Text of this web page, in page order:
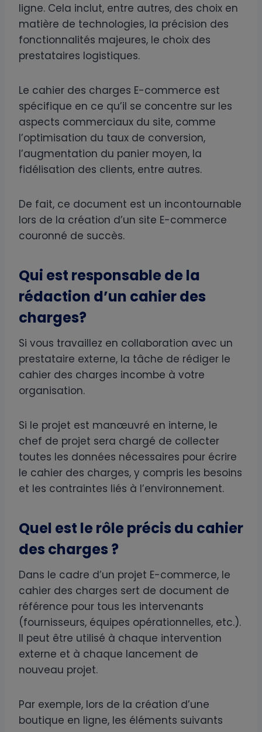
ligne. Cela inclut, entre autres, des choix en
matière de technologies, la précision des
fonctionnalités majeures, le choix des
prestataires logistiques.
Le cahier des charges E-commerce est
spécifique en ce qu’il se concentre sur les
aspects commerciaux du site, comme
l’optimisation du taux de conversion,
l’augmentation du panier moyen, la
fidélisation des clients, entre autres.
De fait, ce document est un incontournable
lors de la création d’un site E-commerce
couronné de succès.
Qui est responsable de la
rédaction d’un cahier des
charges?
Si vous travaillez en collaboration avec un
prestataire externe, la tâche de rédiger le
cahier des charges incombe à votre
organisation.
Si le projet est manœuvré en interne, le
chef de projet sera chargé de collecter
toutes les données nécessaires pour écrire
le cahier des charges, y compris les besoins
et les contraintes liés à l’environnement.
Quel est le rôle précis du cahier
des charges ?
Dans le cadre d’un projet E-commerce, le
cahier des charges sert de document de
référence pour tous les intervenants
(fournisseurs, équipes opérationnelles, etc.).
Il peut être utilisé à chaque intervention
externe et à chaque lancement de
nouveau projet.
Par exemple, lors de la création d’une
boutique en ligne, les éléments suivants